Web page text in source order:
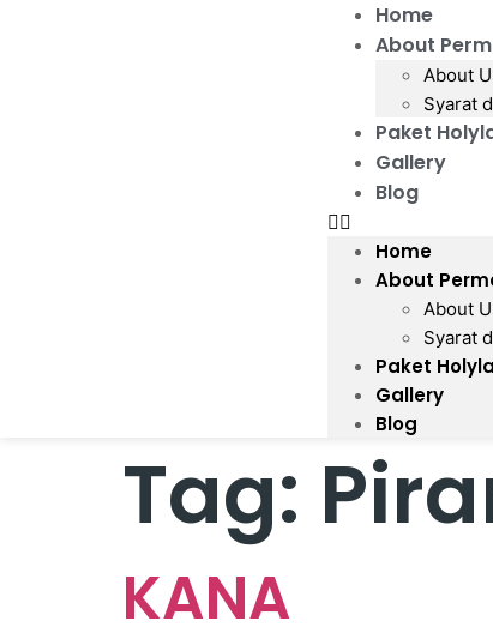
Home
About
About
Syarat
Paket
Gallery
Blog
Home
About
About
Syarat
Paket
Gallery
Blog
Tag:
KANA